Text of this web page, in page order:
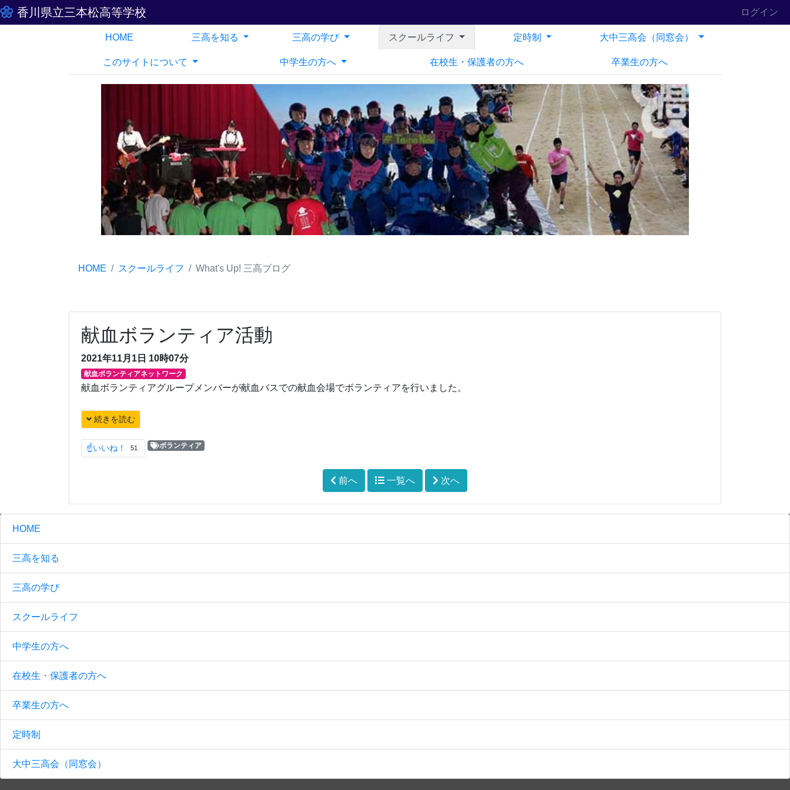
香川県立三本松高等学校 ログイン
HOME 三高を知る 三高の学び スクールライフ
中学生の方へ 在校生・保護者の方へ 卒業生の方へ
定時制 大中三高会（同窓会）
このサイトについて
HOME スクールライフ What's Up! 三高ブログ
献血ボランティア活動
2021年11月1日 10時07分
献血ボランティアネットワーク
献血ボランティアグループメンバーが献血バスでの献血会場でボランティアを行いました。
続きを読む
☝いいね！ 51 ボランティア
前へ 一覧へ 次へ
HOME
三高を知る
三高の学び
スクールライフ
中学生の方へ
在校生・保護者の方へ
卒業生の方へ
定時制
大中三高会（同窓会）